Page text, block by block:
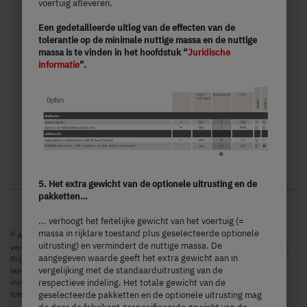
6,36
m
3.499 kg
Technisch toelaatbare
Kies model
a) Alle prijzen zijn adviesverkoopprijzen in EUR, gebaseerd op de Belgische
verkoopprijzen inclusief de onvermijdbare kosten en kosten voor transport.
Prijzen in andere landen kunnen afwijken als gevolg van valuta,
landspecifieke BTW, landspecifieke specificaties, on-the-roadheffingen of
invoerrechten. Neem contact op met uw plaatselijke dealer voor de
toepasselijke prijzen, belastingen en invoerrechten voor uw land.
voertuig afleveren.
Een gedetailleerde uitleg van de effecten van de
tolerantie op de minimale nuttige massa en de nuttige
massa is te vinden in het hoofdstuk “Juridische
informatie”.
5. Het extra gewicht van de optionele uitrusting en de
pakketten…
... verhoogt het feitelijke gewicht van het voertuig (=
massa in rijklare toestand plus geselecteerde optionele
uitrusting) en vermindert de nuttige massa. De
aangegeven waarde geeft het extra gewicht aan in
vergelijking met de standaarduitrusting van de
respectieve indeling. Het totale gewicht van de
geselecteerde pakketten en de optionele uitrusting mag